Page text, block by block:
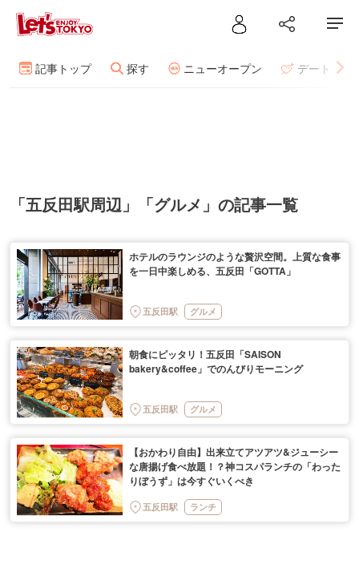
記事トップ 探す ニューオープン デート
「五反田駅周辺」「グルメ」の記事一覧
ホテルのラウンジのような贅沢空間。上質な食事
を一日中楽しめる、五反田「GOTTA」
五反田駅 グルメ
朝食にピッタリ！五反田「SAISON
bakery&coffee」でのんびりモーニング
五反田駅 グルメ
【おかわり自由】出来立てアツアツ&ジューシー
な唐揚げ食べ放題！？神コスパランチの「わった
りぼうず」は今すぐいくべき
五反田駅 ランチ